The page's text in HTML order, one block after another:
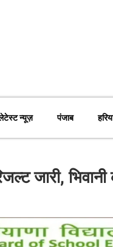
न्यूज़ पंजाब
जारी,